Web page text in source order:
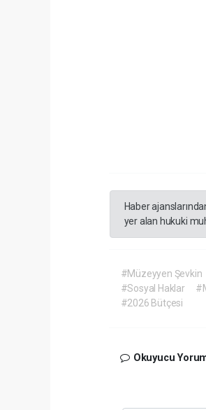
Haber
yer alan hukuki
#Müzeyyen Şevkin
#Sosyal Haklar
#2026 Bütçesi
Okuyucu